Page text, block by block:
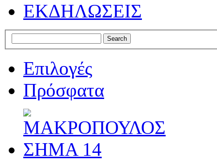
ΕΚΔΗΛΩΣΕΙΣ
Επιλογές
Πρόσφατα